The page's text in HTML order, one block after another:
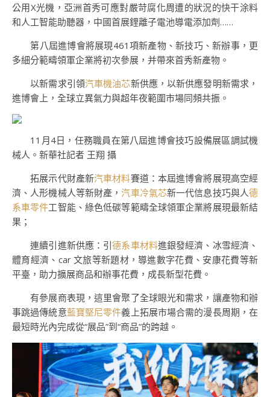
公用X光機，亞洲首秀可應對嚴苛腐化周遭的狀況的快干涂料
和人工智能助聽器，中國首展鋰離子電池導電添加劑……
第八屆進博會將展現461項新產物、新技巧、新辦事，更
多細分範疇領軍企業將初次參展，并帶來首秀新產物。
以新需求引領汽車機油芯新供應，以新供應發明新需求，
進博會上，全球立異氣力與超年夜範圍市場同頻共振。
11月4日，任務職員在第八屆進博會技巧設備展區調試機
械人。新華社記者 王翔 攝
拓展示代財產新汽車材料賽道：本屆進博會將展現高空經
濟、人形機械人等新財產，汽車冷氣芯新一代信息技巧與人德
系車零件工智能、綠色低碳等範疇全球領軍企業將展現最新結
果；
連續引進新供應：引德系車材料進銀發經濟、冰雪經濟、
體育經濟、car 文旅等新題材，導進數字花費、安康花費等新
平臺，助力擴展商品和辦事花費，成長新型花費。
有參展商表現，這里會聚了全球眼光和需求，讓產物和辦
事跳過傳統意藍寶堅尼零件義上拓展市場合需的漫長周期，在
最短時光內完成從“展品”到“商品”的跨越。